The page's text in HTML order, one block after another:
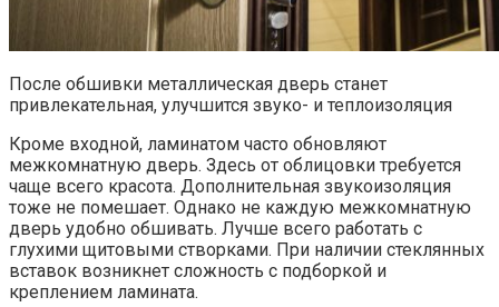
После обшивки металлическая дверь станет
привлекательная, улучшится звуко- и теплоизоляция
Кроме входной, ламинатом часто обновляют
межкомнатную дверь. Здесь от облицовки требуется
чаще всего красота. Дополнительная звукоизоляция
тоже не помешает. Однако не каждую межкомнатную
дверь удобно обшивать. Лучше всего работать с
глухими щитовыми створками. При наличии стеклянных
вставок возникнет сложность с подборкой и
креплением ламината.